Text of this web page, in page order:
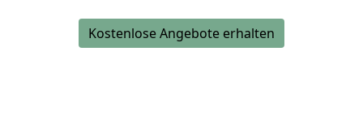
Kostenlose Angebote erhalten